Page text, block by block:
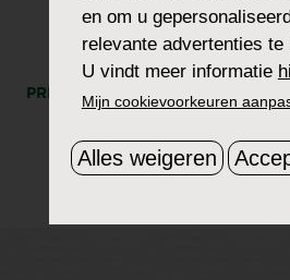
PRINT DEEL
en om u
relevante advertenties te
U vindt meer informatie
Mijn cookievoorkeuren
Alles weigeren